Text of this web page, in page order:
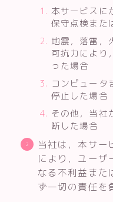
本サービスに
保守点検また
地震，落雷，
可抗力により
った場合
コンピュータ
停止した場合
その他，当社
断した場合
当社は，本サー
により，ユーザ
なる不利益また
ず一切の責任を